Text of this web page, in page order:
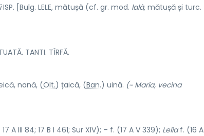
ISP. [Bulg. LELE, mătușă (cf. gr. mod. lalà, mătușă și turc.
TANTI. TÎRFĂ.
ică, nană, (Olt.) țaică, (Ban.) uină. (~ Maria, vecina
A III 84; 17 B I 461; Sur XIV); – f. (17 A V 339); Leliaf. (16 A